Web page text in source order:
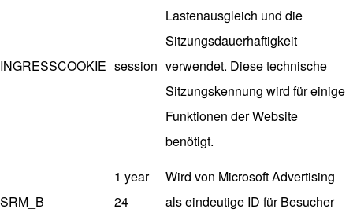
INGRESSCOOKIE session
Lastenausgleich und die
Sitzungsdauerhaftigkeit
verwendet. Diese technische
Sitzungskennung wird für einige
Funktionen der Website
benötigt.
SRM_B
1 year
24
Wird von Microsoft Advertising
als eindeutige ID für Besucher